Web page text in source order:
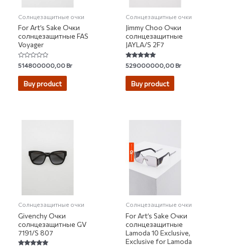
Солнцезащитные очки
For Art’s Sake Очки
солнцезащитные FAS
Voyager
Rated
0
out
514800000,00Br
Buy product
Солнцезащитные очки
Jimmy Choo Очки
солнцезащитные
JAYLA/S 2F7
Rated
5.00
out of 5
529000000,00Br
Buy product
Солнцезащитные очки
Givenchy Очки
солнцезащитные GV
7191/S 807
Солнцезащитные очки
For Art’s Sake Очки
солнцезащитные
Lamoda 10 Exclusive,
Exclusive for Lamoda